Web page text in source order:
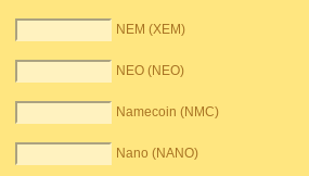
NEM (XEM)
NEO (NEO)
Namecoin (NMC)
Nano (NANO)